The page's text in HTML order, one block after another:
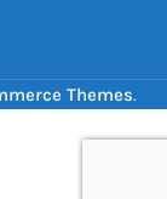
Themes.